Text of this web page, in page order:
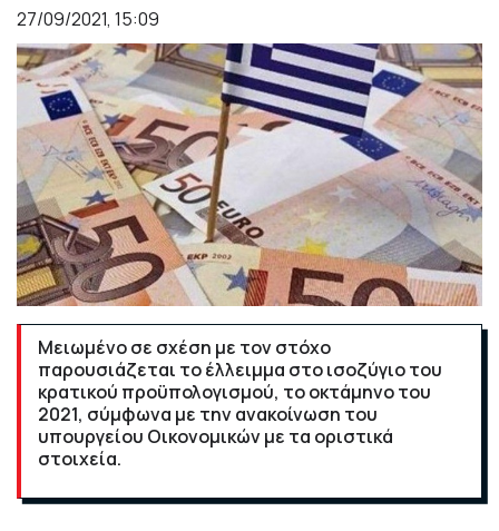
27/09/2021, 15:09
Μειωμένο σε σχέση με τον στόχο
παρουσιάζεται το έλλειμμα στο ισοζύγιο του
κρατικού προϋπολογισμού, το οκτάμηνο του
2021, σύμφωνα με την ανακοίνωση του
υπουργείου Οικονομικών με τα οριστικά
στοιχεία.